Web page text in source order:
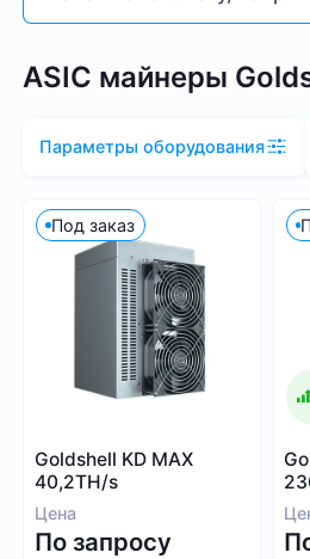
TH/s MH/s GH/s
ASIC майнеры
Параметры оборудования
Под заказ
Goldshell KD MAX
40,2TH/s
Цена
По запросу